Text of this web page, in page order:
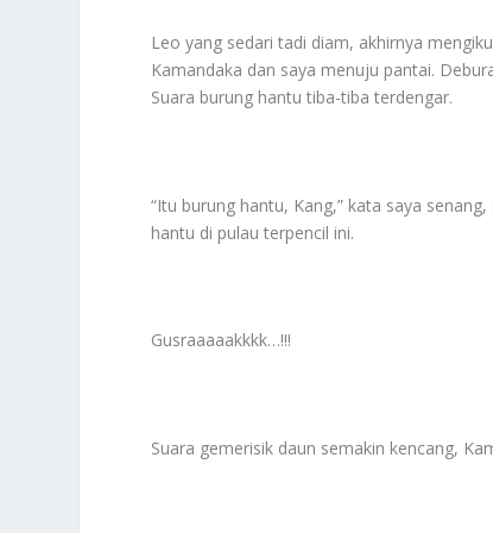
Leo yang sedari tadi diam, akhirnya
Kamandaka dan saya menuju pantai.
Suara burung hantu tiba-tiba terdengar.
“Itu burung hantu, Kang,” kata saya
hantu di pulau terpencil ini.
Gusraaaaakkkk…!!!
Suara gemerisik daun semakin kencang,